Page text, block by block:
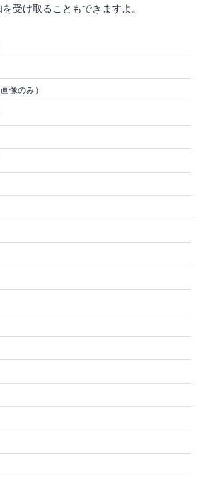
受け取ることもできますよ。
画像のみ）